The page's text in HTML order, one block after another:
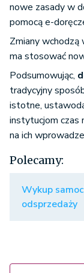
nowe zasady w
pomocą e-
Zmiany
ma stosować
Podsumowując,
tradycyjny
istotne,
instytucjom czas
na ich
Polecamy:
Wykup
odsprzedaży